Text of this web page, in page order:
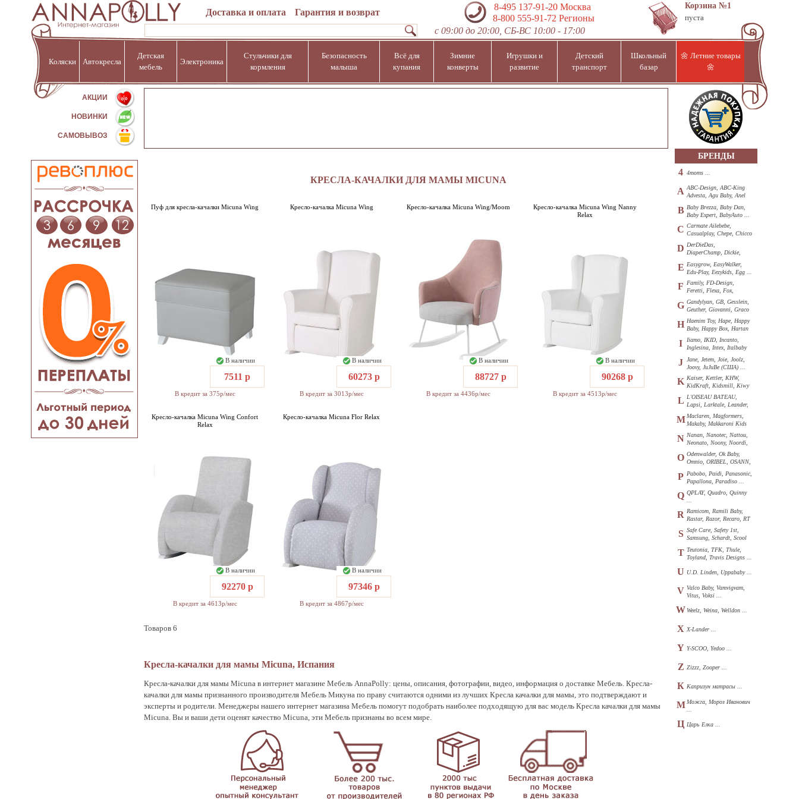
Доставка и оплата Гарантия и возврат
8-495 137-91-20Москва
8-800 555-91-72 Регионы
с 09:00 до 20:00, СБ-ВС 10:00 - 17:00
Корзина №1
пуста
Коляски Автокресла
Детская
мебель
Электроника
Стульчики для
кормления
Безопасность
малыша
Всё для
купания
Зимние
конверты
Игрушки и
развитие
Детский
транспорт
Школьный
базар
🌼 Летние товары
🌼
АКЦИИ %
НОВИНКИ
САМОВЫВОЗ
КРЕСЛА-КАЧАЛКИ ДЛЯ МАМЫ MICUNA
Пуф для кресла-качалки Micuna Wing
В наличии
7511 р
В кредит за 375р/мес
Кресло-качалка Micuna Wing
В наличии
60273 р
В кредит за 3013р/мес
Кресло-качалка Micuna Wing/Moom
В наличии
88727 р
В кредит за 4436р/мес
Кресло-качалка Micuna Wing Nanny
Relax
В наличии
90268 р
В кредит за 4513р/мес
Кресло-качалка Micuna Wing Confort
Relax
В наличии
92270 р
В кредит за 4613р/мес
Кресло-качалка Micuna Flor Relax
В наличии
97346 р
В кредит за 4867р/мес
Товаров 6
Кресла-качалки для мамы Micuna, Испания
Кресла-качалки для мамы Micuna в интернет магазине Мебель AnnaPolly: цены, описания, фотографии, видео, информация о доставке Мебель. Кресла-
качалки для мамы признанного производителя Мебель Микуна по праву считаются одними из лучших Кресла качалки для мамы, это подтверждают и
эксперты и родители. Менеджеры нашего интернет магазина Мебель помогут подобрать наиболее подходящую для вас модель Кресла качалки для мамы
Micuna. Вы и ваши дети оценят качество Micuna, эти Мебель признаны во всем мире.
БРЕНДЫ
4 4moms ...
A ABC-Design, ABC-King
Advesta, Agu Baby, Anel
B Baby Brezza, Baby Dan,
Baby Expert, BabyAuto ...
C Carmate Ailebebe,
Casualplay, Chepe, Chicco
D DerDieDas,
DiaperChamp, Dickie,
E Easygrow, EasyWalker,
Edu-Play, Eezykids, Egg ...
F
Family, FD-Design,
Feretti, Flexa, Fox,
G Gandylyan, GB, Gesslein,
Geuther, Giovanni, Graco
H Haenim Toy, Hape, Happy
Baby, Happy Box, Hartan
I
Iiamo, IKID, Incanto,
Inglesina, Intex, Italbaby
J
Jane, Jetem, Joie, Joolz,
Joovy, JuJuBe (США) ...
K Kaiser, Kettler, KHW,
KidKraft, Kidsmill, Kiwy
L L'OISEAU BATEAU,
Lapsi, Larktale, Leander,
M Maclaren, Magformers,
Makaby, Makkaroni Kids
N Nanan, Nanotec, Nattou,
Neonato, Noony, Noordi,
O Odenwalder, Ok Baby,
Omnio, ORIBEL, OSANN,
P Pabobo, Paidi, Panasonic,
Papallona, Paradiso ...
Q QPLAY, Quadro, Quinny
R Ramicom, Ramili Baby,
Rastar, Razor, Recaro, RT
S Safe Care, Safety 1st,
Samsung, Schardt, Scool
T Teutonia, TFK, Thule,
Toyland, Travis Designs ...
U U.D. Linden, Uppababy ...
V Valco Baby, Vamvigvam,
Vitus, Voksi ...
WWeelz, Weina, Welldon ...
X X-Lander ...
Y Y-SCOO, Yedoo ...
Z Zizzz, Zooper ...
К Капризун матрасы ...
М Можга, Мороз Иванович
Ц Царь Елка ...